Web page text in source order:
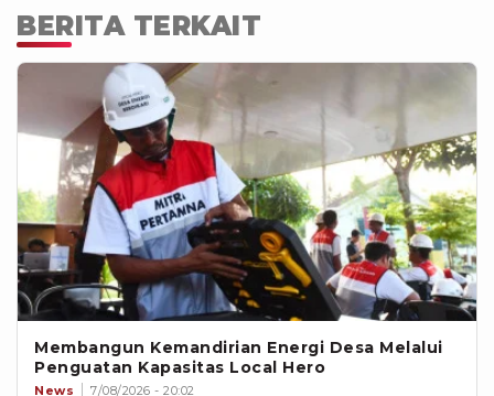
tempat-tempat lain. Kemudian juga
sumber-sumber dari Amerika waktu
terakhir juga ada beberapa
pembicaraan, saya ikuti, dalam
kaitannya dengan pemenuhan suplai
energi dan bahan bakar ini,” ujar dia.
BERITA TERKAIT
Membangun Kemandirian Energi Desa Melalui
Penguatan Kapasitas Local Hero
News 7/08/2026 - 20:02